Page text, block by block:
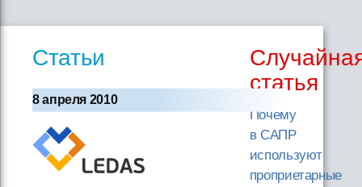
Статьи
8 апреля 2010
статья
Почему
в САПР
используют
проприетарные